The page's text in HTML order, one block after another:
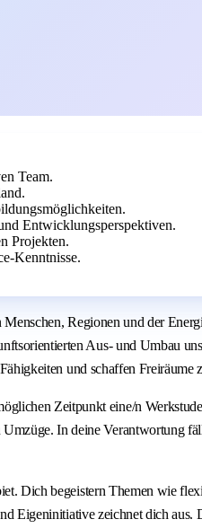
Team.
Entwicklungsperspektiven.
Projekten.
Kenntnisse.
Regionen und der
Aus- und Umbau
und schaffen
Zeitpunkt eine/n
In deine Verantwortung
Dich begeistern Themen wie
zeichnet dich